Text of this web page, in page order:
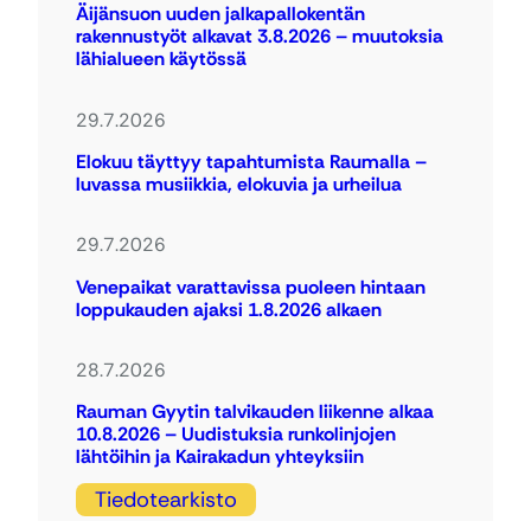
Äijänsuon uuden jalkapallokentän
rakennustyöt alkavat 3.8.2026 – muutoksia
lähialueen käytössä
29.7.2026
Elokuu täyttyy tapahtumista Raumalla –
luvassa musiikkia, elokuvia ja urheilua
29.7.2026
Venepaikat varattavissa puoleen hintaan
loppukauden ajaksi 1.8.2026 alkaen
28.7.2026
Rauman Gyytin talvikauden liikenne alkaa
10.8.2026 – Uudistuksia runkolinjojen
lähtöihin ja Kairakadun yhteyksiin
Tiedotearkisto